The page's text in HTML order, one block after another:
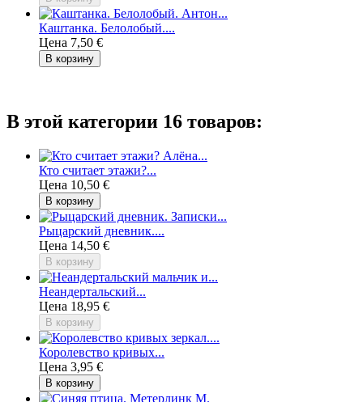
Каштанка. Белолобый....
Цена 7,50 €
В корзину
В этой категории 16 товаров:
Кто считает этажи?...
Цена 10,50 €
В корзину
Рыцарский дневник....
Цена 14,50 €
В корзину
Неандертальский...
Цена 18,95 €
В корзину
Королевство кривых...
Цена 3,95 €
В корзину